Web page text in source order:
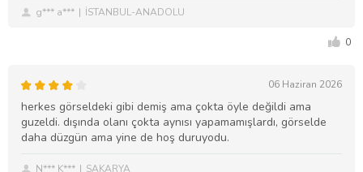
g*** a*** İSTANBUL-ANADOLU
0
06 Haziran 2026
herkes görseldeki gibi demiş ama çokta öyle değildi ama
guzeldi. dışında olanı çokta aynısı yapamamışlardı, görselde
daha düzgün ama yine de hoş duruyodu.
N*** K*** SAKARYA